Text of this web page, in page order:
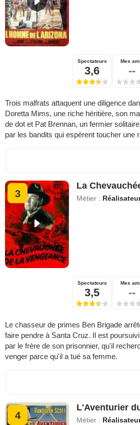
Spectateurs
3,6
Mes
--
Trois malfrats attaquent une diligence
Doretta Mims, une riche héritière, son
de dot et Pat Brennan, un fermier
par les bandits qui espèrent toucher une
3
La
Métier :
Spectateurs
3,5
Mes
--
Le chasseur de primes Ben Brigade
faire pendre à Santa Cruz. Il est
par le frère de son prisonnier, qu'il
venger parce qu'il a tué sa femme.
4
L'Aventurier
Métier :